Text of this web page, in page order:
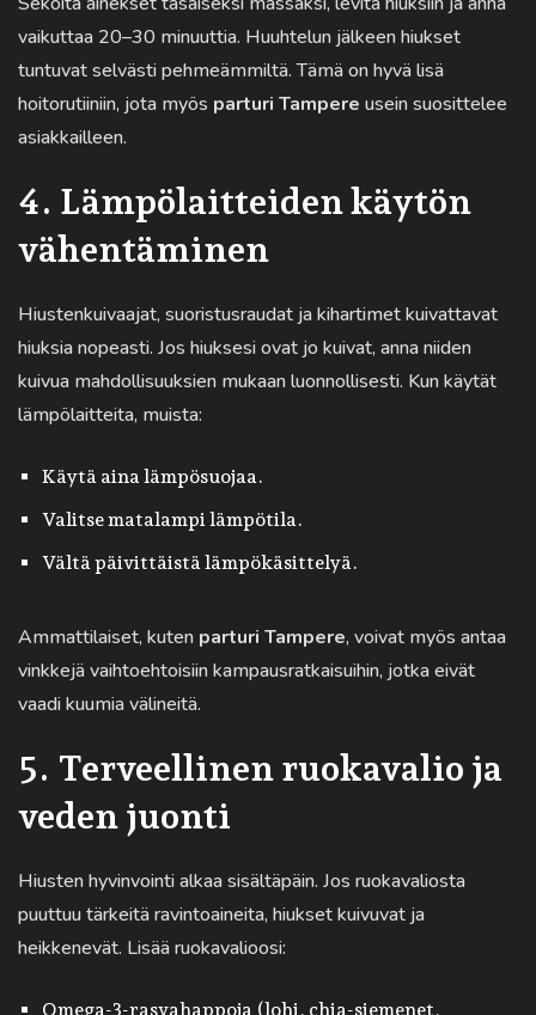
vaikuttaa 20–30 minuuttia. Huuhtelun jälkeen hiukset
tuntuvat selvästi pehmeämmiltä. Tämä on hyvä lisä
hoitorutiiniin, jota myös parturi Tampere usein suosittelee
asiakkailleen.
4. Lämpölaitteiden käytön
vähentäminen
Hiustenkuivaajat, suoristusraudat ja kihartimet kuivattavat
hiuksia nopeasti. Jos hiuksesi ovat jo kuivat, anna niiden
kuivua mahdollisuuksien mukaan luonnollisesti. Kun käytät
lämpölaitteita, muista:
Käytä aina lämpösuojaa.
Valitse matalampi lämpötila.
Vältä päivittäistä lämpökäsittelyä.
Ammattilaiset, kuten parturi Tampere, voivat myös antaa
vinkkejä vaihtoehtoisiin kampausratkaisuihin, jotka eivät
vaadi kuumia välineitä.
5. Terveellinen ruokavalio ja
veden juonti
Hiusten hyvinvointi alkaa sisältäpäin. Jos ruokavaliosta
puuttuu tärkeitä ravintoaineita, hiukset kuivuvat ja
heikkenevät. Lisää ruokavalioosi:
Omega-3-rasvahappoja (lohi, chia-siemenet,